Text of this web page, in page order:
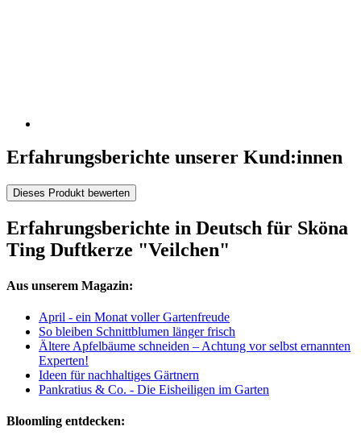
Erfahrungsberichte unserer Kund:innen
Dieses Produkt bewerten
Erfahrungsberichte in Deutsch für Sköna
Ting Duftkerze "Veilchen"
Aus unserem Magazin:
April - ein Monat voller Gartenfreude
So bleiben Schnittblumen länger frisch
Ältere Apfelbäume schneiden – Achtung vor selbst ernannten
Experten!
Ideen für nachhaltiges Gärtnern
Pankratius & Co. - Die Eisheiligen im Garten
Bloomling entdecken: